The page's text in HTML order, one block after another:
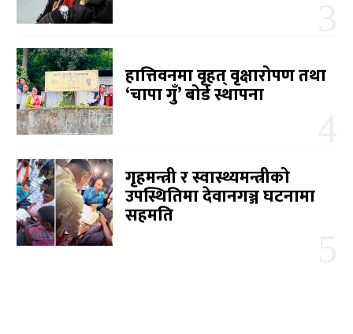
हात्तिवनमा वृहत् वृक्षारोपण तथा
‘चापा गुँ’ बोर्ड स्थापना
गृहमन्त्री र स्वास्थ्यमन्त्रीको
उपस्थितिमा देवानगञ्ज घटनामा
सहमति